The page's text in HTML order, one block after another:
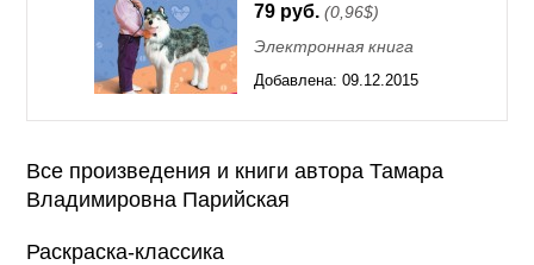
79 руб. (0,96$)
Электронная книга
Добавлена: 09.12.2015
Все произведения и книги автора Тамара
Владимировна Парийская
Раскраска-классика